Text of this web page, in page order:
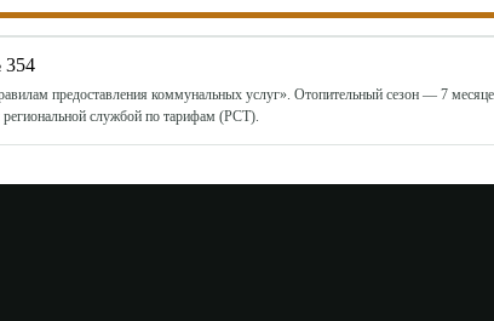
предоставления коммунальных услуг». Отопительный сезон — 7
региональной службой по тарифам (РСТ).